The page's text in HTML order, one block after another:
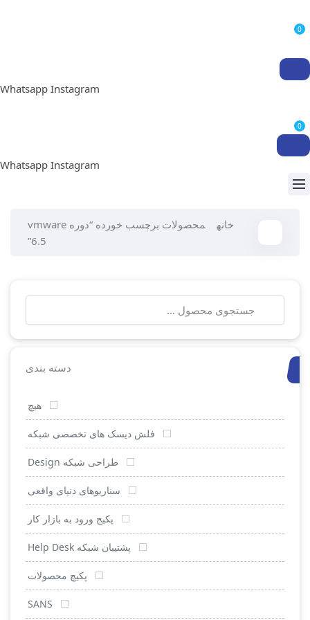
0
Whatsapp Instagram
0
Whatsapp Instagram
خانه
محصولات برچسب خورده “دوره vmware
6.5”
دسته بندی
هیچ
فلش دیسک های تخصصی شبکه
طراحی شبکه Design
سناریوهای دنیای واقعی
پکیج ورود به بازار کار
پشتیبان شبکه Help Desk
پکیچ محصولات
SANS